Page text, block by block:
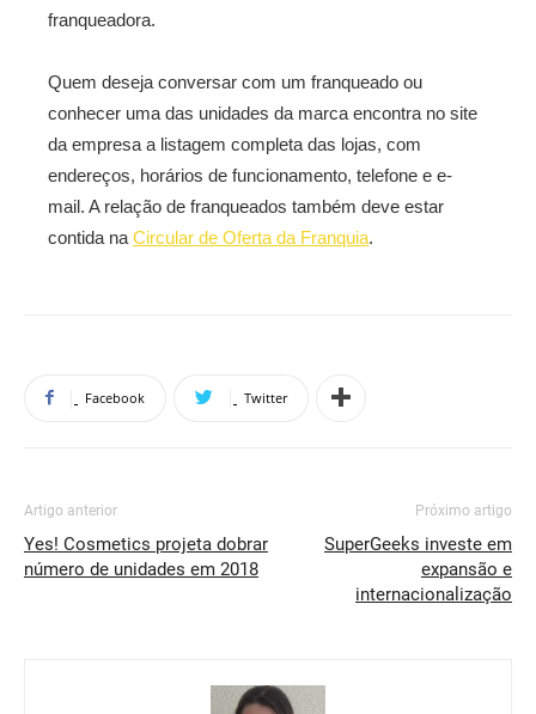
franqueadora.
Quem deseja conversar com um franqueado ou
conhecer uma das unidades da marca encontra no site
da empresa a listagem completa das lojas, com
endereços, horários de funcionamento, telefone e e-
mail. A relação de franqueados também deve estar
contida na Circular de Oferta da Franquia.
Facebook Twitter
Artigo anterior
Yes! Cosmetics projeta dobrar
número de unidades em 2018
Próximo artigo
SuperGeeks investe em
expansão e
internacionalização